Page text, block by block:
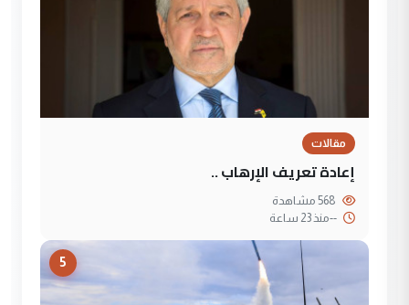
مقالات
إعادة تعريف الإرهاب ..
--منذ 23 ساعة
5